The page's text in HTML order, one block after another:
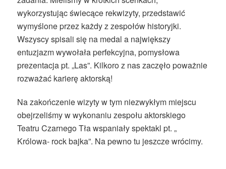
wykorzystując świecące rekwizyty, przedstawić
wymyślone przez każdy z zespołów historyjki.
Wszyscy spisali się na medal a największy
entuzjazm wywołała perfekcyjna, pomysłowa
prezentacja pt. „Las”. Kilkoro z nas zaczęło poważnie
rozważać karierę aktorską!
Na zakończenie wizyty w tym niezwykłym miejscu
obejrzeliśmy w wykonaniu zespołu aktorskiego
Teatru Czarnego Tła wspaniały spektakl pt. „
Królowa- rock bajka”. Na pewno tu jeszcze wrócimy.